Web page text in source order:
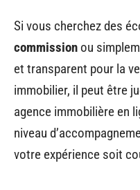
Si vous cherchez des
commission ou
et transparent pour la
immobilier, il peut être
agence immobilière en
niveau
votre expérience soit